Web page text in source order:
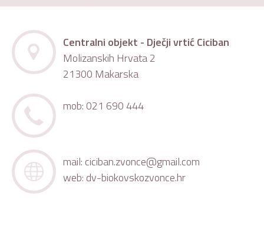
Centralni objekt - Dječji vrtić Ciciban
Molizanskih Hrvata 2
21300 Makarska
mob: 021 690 444
mail: ciciban.zvonce@gmail.com
web: dv-biokovskozvonce.hr